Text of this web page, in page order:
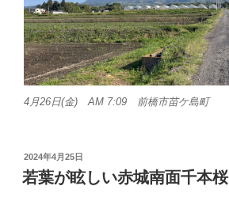
4月26日(金) AM 7:09 前橋市苗ケ島町
投
稿
日:
2024年4月25日
若葉が眩しい赤城南面千本桜